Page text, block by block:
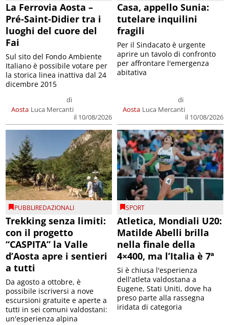
La Ferrovia Aosta –
Pré-Saint-Didier tra i
luoghi del cuore del
Fai
Aosta
di
Luca Mercanti
il 10/08/2026
Sul sito del Fondo Ambiente
Italiano è possibile votare per
la storica linea inattiva dal 24
dicembre 2015
Casa, appello Sunia:
tutelare inquilini
fragili
Aosta
di
Luca Mercanti
il 10/08/2026
Per il Sindacato è urgente
aprire un tavolo di confronto
per affrontare l'emergenza
abitativa
PUBBLIREDAZIONALI
Trekking senza limiti:
con il progetto
“CASPITA” la Valle
d’Aosta apre i sentieri
a tutti
Da agosto a ottobre, è
possibile iscriversi a nove
escursioni gratuite e aperte a
tutti in sei comuni valdostani:
un'esperienza alpina
SPORT
Atletica, Mondiali U20:
Matilde Abelli brilla
nella finale della
4×400, ma l’Italia è 7ª
Si è chiusa l'esperienza
dell'atleta valdostana a
Eugene, Stati Uniti, dove ha
preso parte alla rassegna
iridata di categoria